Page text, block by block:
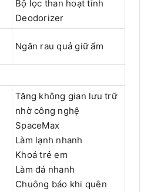
Bộ lọc than hoạt tính
Deodorizer
Ngăn rau quả giữ ẩm
Tăng không gian lưu trữ
nhờ công nghệ
SpaceMax
Làm lạnh nhanh
Khoá trẻ em
Làm đá nhanh
Chuông báo khi quên